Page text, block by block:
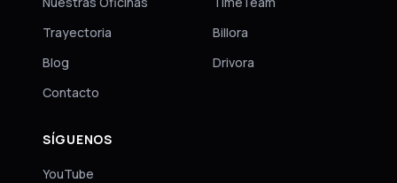
Trayectoria
Blog
Contacto
Billora
Drivora
SÍGUENOS
YouTube